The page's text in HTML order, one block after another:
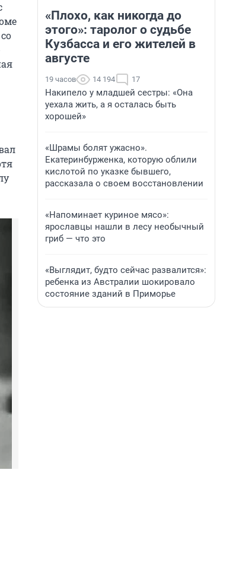
«Плохо, как никогда до
этого»: таролог о судьбе
Кузбасса и его жителей в
августе
19 часов 14 194 17
Накипело у младшей сестры: «Она
уехала жить, а я осталась быть
хорошей»
«Шрамы болят ужасно».
Екатеринбурженка, которую облили
кислотой по указке бывшего,
рассказала о своем восстановлении
«Напоминает куриное мясо»:
ярославцы нашли в лесу необычный
гриб — что это
«Выглядит, будто сейчас развалится»:
ребенка из Австралии шокировало
состояние зданий в Приморье